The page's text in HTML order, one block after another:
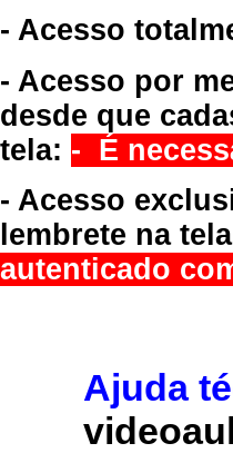
- Acesso
- Acesso por
desde que
tela: - É
- Acesso
lembrete na
autenticado
Ajuda